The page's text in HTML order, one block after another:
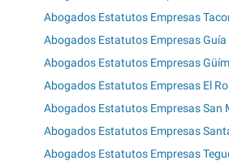
Abogados Estatutos Empresas
Abogados Estatutos Empresas Guía
Abogados Estatutos Empresas
Abogados Estatutos Empresas El
Abogados Estatutos Empresas San
Abogados Estatutos Empresas
Abogados Estatutos Empresas